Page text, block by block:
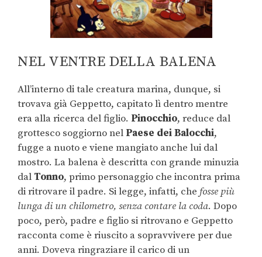
NEL VENTRE DELLA BALENA
All’interno di tale creatura marina, dunque, si
trovava già Geppetto, capitato lì dentro mentre
era alla ricerca del figlio. Pinocchio, reduce dal
grottesco soggiorno nel Paese dei Balocchi,
fugge a nuoto e viene mangiato anche lui dal
mostro. La balena è descritta con grande minuzia
dal Tonno, primo personaggio che incontra prima
di ritrovare il padre. Si legge, infatti, che fosse più
lunga di un chilometro, senza contare la coda. Dopo
poco, però, padre e figlio si ritrovano e Geppetto
racconta come è riuscito a sopravvivere per due
anni. Doveva ringraziare il carico di un